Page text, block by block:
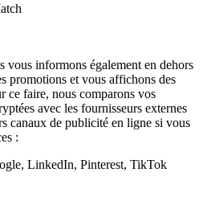
vous informons également en dehors
promotions et vous affichons des
ce faire, nous comparons vos
avec les fournisseurs externes
canaux de publicité en ligne si vous
:
LinkedIn, Pinterest, TikTok